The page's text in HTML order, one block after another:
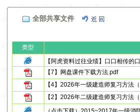
全部共享文件
类型
【阿虎资料过往业绩】口口相传的
【7】网盘课件下载方法.pdf
【4】2026年一级建造师复习方法
【2】2026年二级建造师复习方法